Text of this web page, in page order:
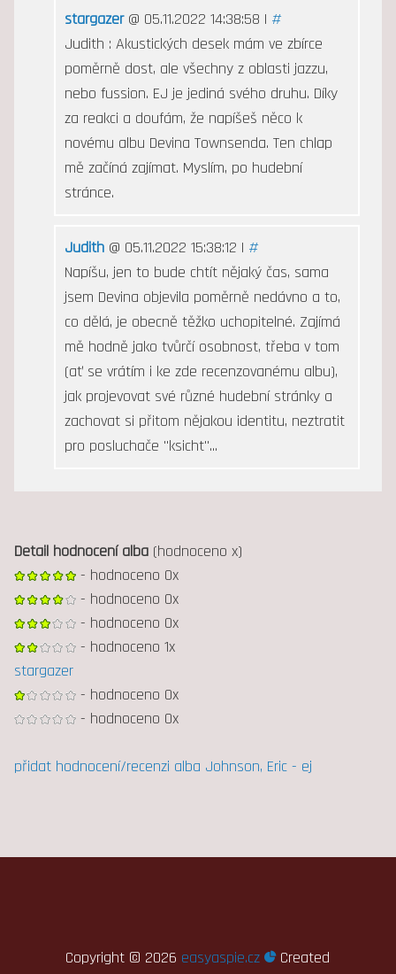
stargazer@ 05.11.2022 14:38:58 | #
Judith : Akustických desek mám ve zbírce
poměrně dost, ale všechny z oblasti jazzu,
nebo fussion. EJ je jediná svého druhu. Díky
za reakci a doufám, že napíšeš něco k
novému albu Devina Townsenda. Ten chlap
mě začíná zajímat. Myslím, po hudební
stránce.
Judith@ 05.11.2022 15:38:12 | #
Napíšu, jen to bude chtít nějaký čas, sama
jsem Devina objevila poměrně nedávno a to,
co dělá, je obecně těžko uchopitelné. Zajímá
mě hodně jako tvůrčí osobnost, třeba v tom
(ať se vrátím i ke zde recenzovanému albu),
jak projevovat své různé hudební stránky a
zachovat si přitom nějakou identitu, neztratit
pro posluchače "ksicht"...
Detail hodnocení alba(hodnoceno x)
- hodnoceno 0x
- hodnoceno 0x
- hodnoceno 0x
- hodnoceno 1x
stargazer
- hodnoceno 0x
- hodnoceno 0x
přidat hodnocení/recenzi alba Johnson, Eric - ej
Copyright © 2026 easyaspie.cz Created